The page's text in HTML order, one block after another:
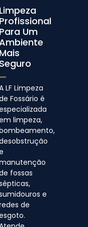
Limpeza
Profissional
Para Um
Mais
Seguro
LF Limpeza
Fossário é
limpeza,
fossas
e
de